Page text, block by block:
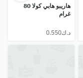
هاريبو هابي كولا 80
غرام